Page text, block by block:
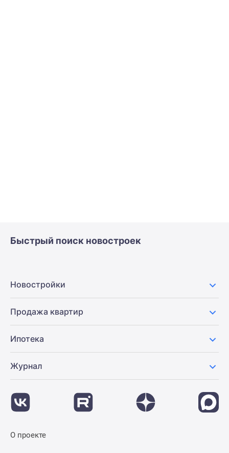
Быстрый поиск новостроек
Новостройки
Продажа квартир
Ипотека
Журнал
О проекте